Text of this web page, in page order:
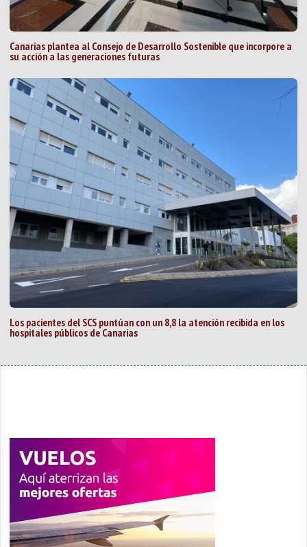
Canarias plantea al Consejo de Desarrollo Sostenible que incorpore a
su acción a las generaciones futuras
Los pacientes del SCS puntúan con un 8,8 la atención recibida en los
hospitales públicos de Canarias